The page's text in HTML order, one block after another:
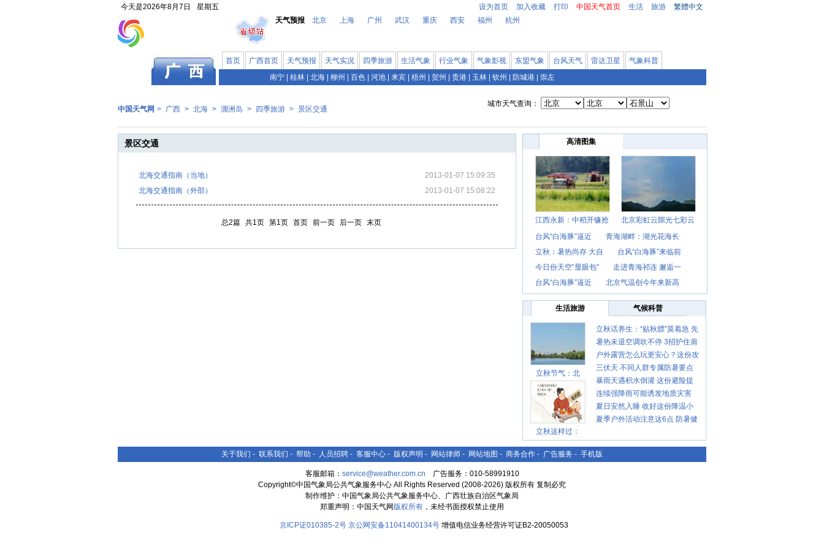
今天是2026年8月7日 星期五 设为首页 加入收藏 打印 中国天气首页 生活 旅游
繁體中文
天气预报
北京 上海 广州 武汉 重庆 西安 福州 杭州
首页 广西首页 天气预报 天气实况 四季旅游 生活气象 行业气象 气象影视 东盟气象 台风天气 雷达卫星
气象科普
南宁
桂林 北海 柳州 百色 河池 来宾 梧州 贺州 贵港 玉林 钦州 防城港 崇左
中国天气网 > 广西 > 北海 > 涠洲岛 > 四季旅游 > 景区交通
城市天气查询：
景区交通
北海交通指南（当地）
2013-01-07 15:09:35
北海交通指南（外部）
2013-01-07 15:08:22
总2篇 共1页 第1页 首页 前一页 后一页 末页
高清图集
江西永新：中稻开镰抢
北京彩虹云隙光七彩云
台风“白海豚”逼近
青海湖畔：湖光花海长
立秋：暑热尚存 大自
台风“白海豚”来临前
今日份天空“显眼包”
走进青海祁连 邂逅一
台风“白海豚”逼近
北京气温创今年来新高
生活旅游 气候科普
立秋节气：北
立秋这样过：
立秋话养生：“贴秋膘”莫着急 先
清暑再防燥
暑热未退空调吹不停 3招护住肩
颈不酸痛
户外露营怎么玩更安心？这份攻
略请收好
三伏天 不同人群专属防暑要点
请收好
暴雨天遇积水倒灌 这份避险提
示请收好
连续强降雨可能诱发地质灾害
这些前兆要知道
夏日安然入睡 收好这份降温小
贴士
夏季户外活动注意这6点 防暑健
关于我们 - 联系我们 - 帮助 - 人员招聘 - 客服中心 - 版权声明 - 网站律师 - 网站地图 - 商务合作 - 广告服务 - 手机版
客服邮箱： service@weather.com.cn 广告服务：010-58991910
Copyright©中国气象局公共气象服务中心 All Rights Reserved (2008-2026) 版权所有 复制必究
制作维护：中国气象局公共气象服务中心、广西壮族自治区气象局
郑重声明：中国天气网 版权所有 ，未经书面授权禁止使用
京ICP证010385-2号 京公网安备11041400134号增值电信业务经营许可证B2-20050053